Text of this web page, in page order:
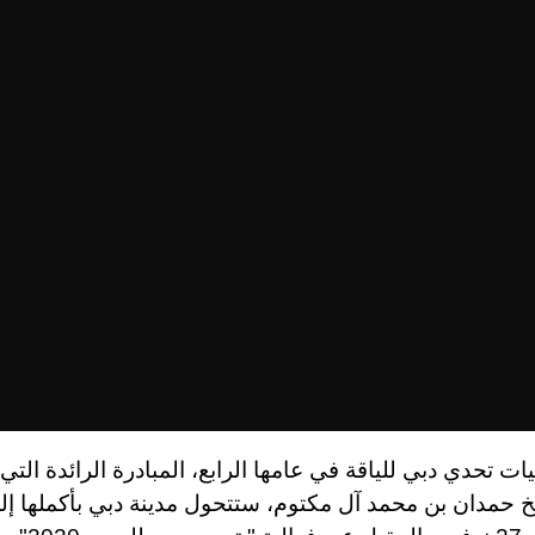
تحدي دبي للياقة في عامها الرابع، المبادرة الرائدة
حمدان بن محمد آل مكتوم، ستتحول مدينة دبي بأكملها